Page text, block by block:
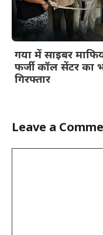
गया में साइबर
फर्जी कॉल सेंटर का
गिरफ्तार
Leave a